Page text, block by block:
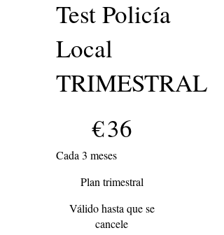
Test Policía
Local
TRIMESTRAL
€36
Cada 3 meses
Plan trimestral
Válido hasta que se
cancele